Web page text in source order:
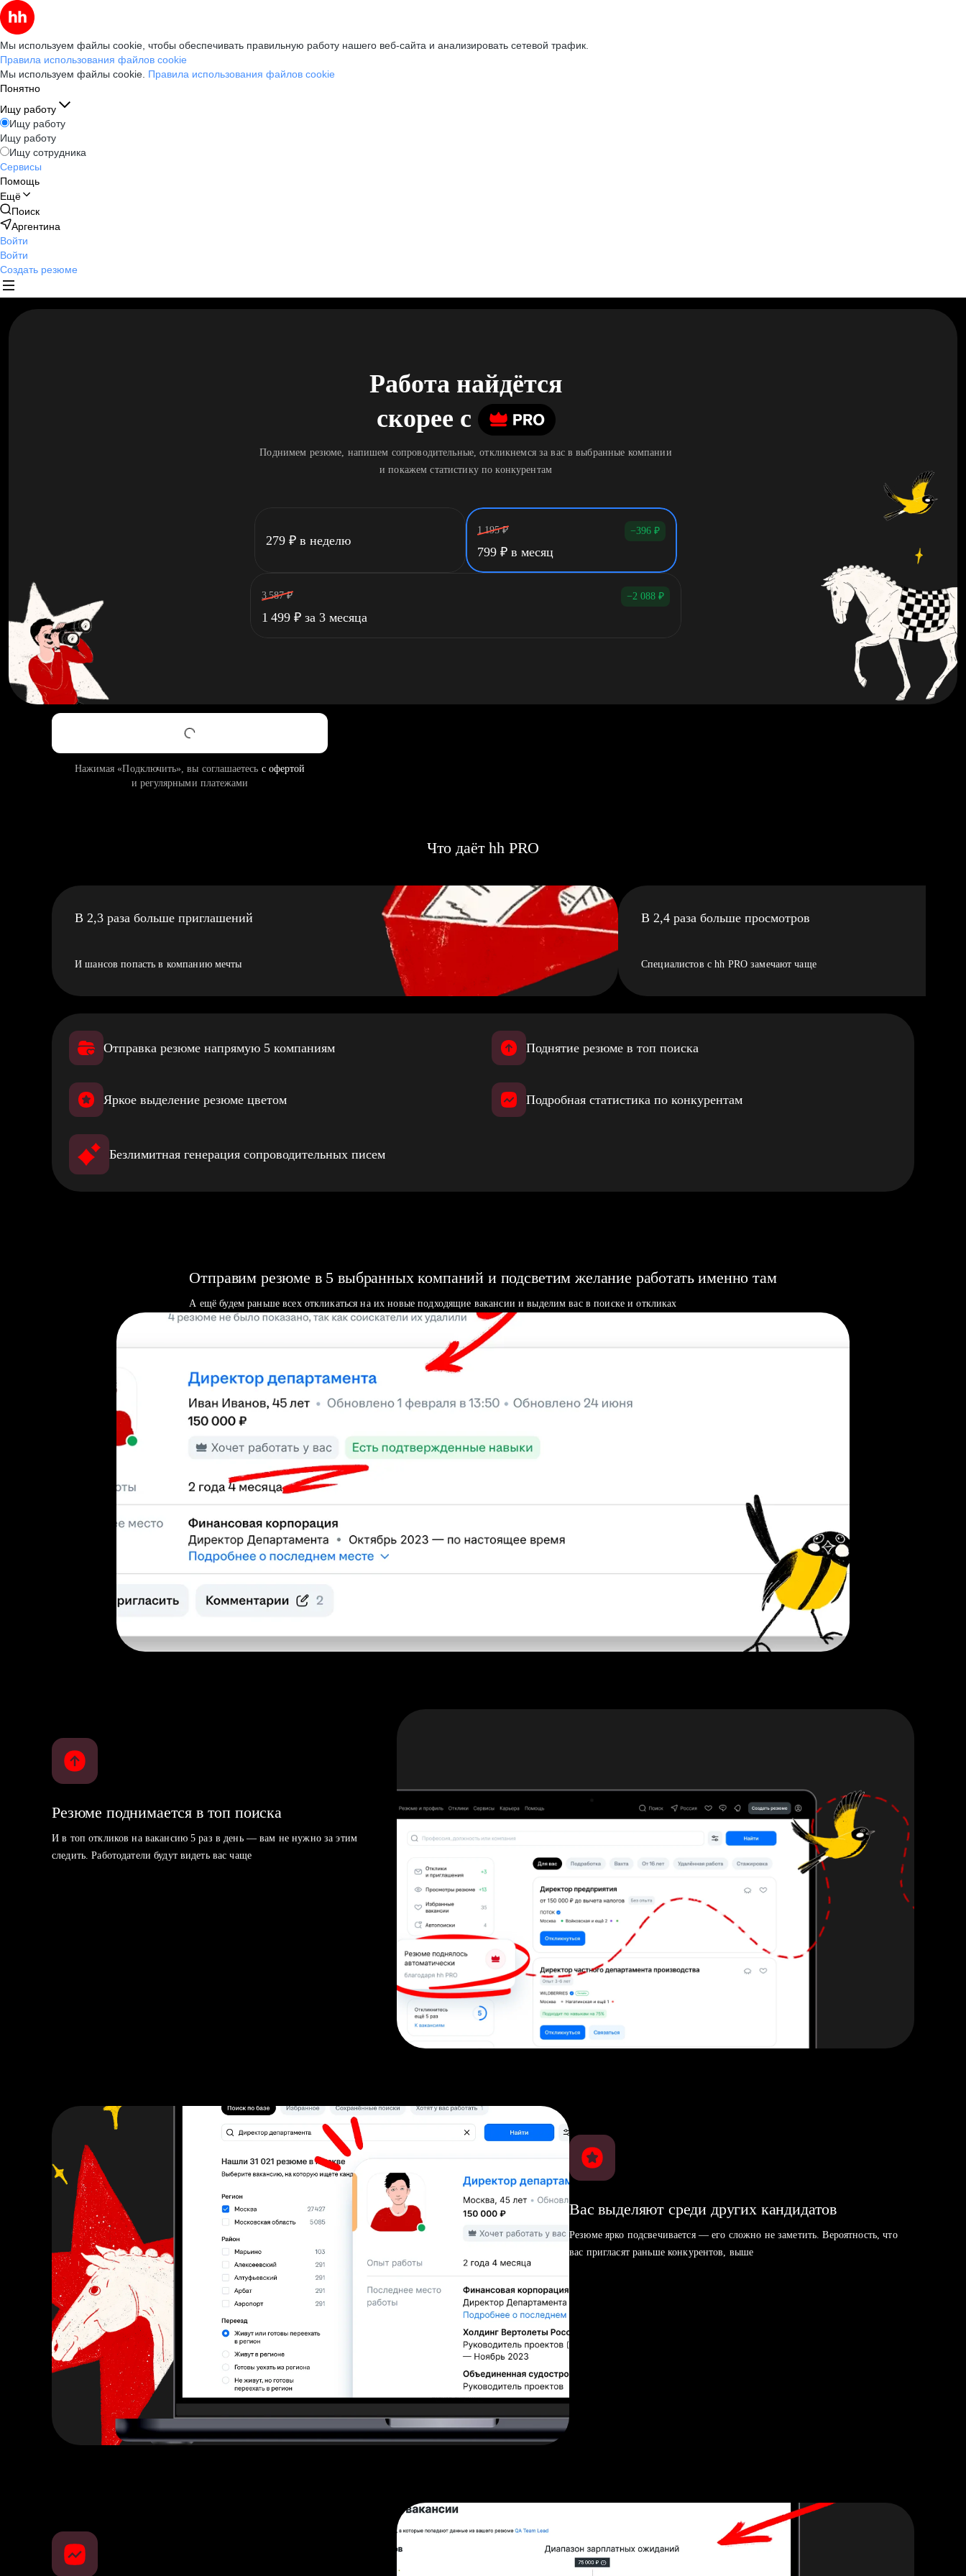
Мы используем файлы cookie, чтобы обеспечивать правильную работу нашего веб-сайта и анализировать сетевой трафик.
Правила использования файлов cookie
Мы используем файлы cookie. Правила использования файлов cookie
Понятно
Ищу работу
Ищу работу
Ищу работу
Ищу сотрудника
Сервисы
Помощь
Ещё
Поиск
Аргентина
Войти
Войти
Создать резюме
Работа найдётся
скорее c
Поднимем резюме, напишем сопроводительные, откликнемся за вас в выбранные компании
и покажем статистику по конкурентам
279 ₽ в неделю
1 195 ₽ −396 ₽
799 ₽ в месяц
3 587 ₽ −2 088 ₽
1 499 ₽ за 3 месяца
Нажимая «Подключить», вы соглашаетесь с офертой
и регулярными платежами
Что даёт hh PRO
В 2,3 раза больше приглашений
И шансов попасть в компанию мечты
В 2,4 раза больше просмотров
Специалистов с hh PRO замечают чаще
Отправка резюме напрямую 5 компаниям Поднятие резюме в топ поиска
Яркое выделение резюме цветом Подробная статистика по конкурентам
Безлимитная генерация сопроводительных писем
Отправим резюме в 5 выбранных компаний и подсветим желание работать именно там
А ещё будем раньше всех откликаться на их новые подходящие вакансии и выделим вас в поиске и откликах
Резюме поднимается в топ поиска
И в топ откликов на вакансию 5 раз в день — вам не нужно за этим
следить. Работодатели будут видеть вас чаще
Вас выделяют среди других кандидатов
Резюме ярко подсвечивается — его сложно не заметить. Вероятность, что
вас пригласят раньше конкурентов, выше